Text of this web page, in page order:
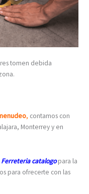
tomen debida
, contamos con
Monterrey y en
Ferreteria catalogopara la
para ofrecerte con las